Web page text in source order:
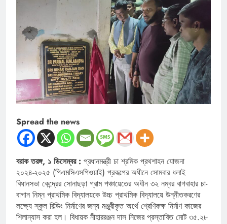
Spread the news
বরাক তরঙ্গ, ১ ডিসেম্বর : প্রধানমন্ত্রী চা শ্রমিক প্রথশাহন যোজনা
২০২৪-২০২৫ (পিএমসিএসপিওয়াই) প্রকল্পের অধীনে সোমবার ধলাই
বিধানসভা কেন্দ্রের সোনাছড়া গ্রাম পঞ্চায়েতের অধীন ৩২ নম্বর বাগবাহার চা-
বাগান নিম্ন প্রাথমিক বিদ্যালয়কে উচ্চ প্রাথমিক বিদ্যালয়ে উন্নীতকরণের
লক্ষ্যে স্কুল বিল্ডিং নির্মাণের জন্য মঞ্জুরীকৃত অর্থে শ্রেণিকক্ষ নির্মাণ কাজের
শিলান্যাস করা হল। বিধায়ক নীহাররঞ্জন দাস নিজের প্রস্তাবিত মোট ৩৫.২৮